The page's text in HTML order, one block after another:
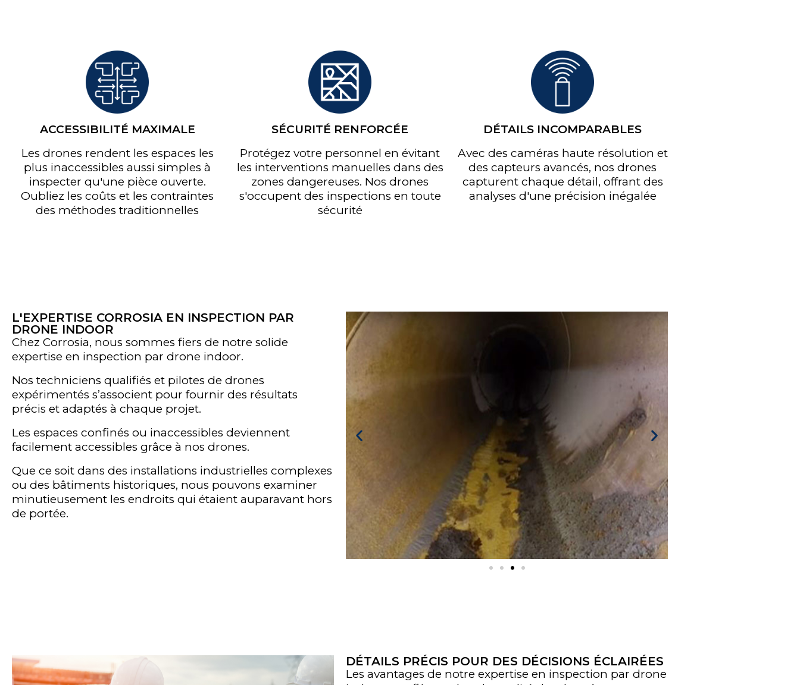
ACCESSIBILITÉ MAXIMALE
Les drones rendent les espaces les
plus inaccessibles aussi simples à
inspecter qu'une pièce ouverte.
Oubliez les coûts et les contraintes
des méthodes traditionnelles
SÉCURITÉ RENFORCÉE
Protégez votre personnel en évitant
les interventions manuelles dans des
zones dangereuses. Nos drones
s'occupent des inspections en toute
sécurité
DÉTAILS INCOMPARABLES
Avec des caméras haute résolution et
des capteurs avancés, nos drones
capturent chaque détail, offrant des
analyses d'une précision inégalée
L'EXPERTISE CORROSIA EN INSPECTION PAR
DRONE INDOOR
Chez Corrosia, nous sommes fiers de notre solide
expertise en inspection par drone indoor.
Nos techniciens qualifiés et pilotes de drones
expérimentés s’associent pour fournir des résultats
précis et adaptés à chaque projet.
Les espaces confinés ou inaccessibles deviennent
facilement accessibles grâce à nos drones.
Que ce soit dans des installations industrielles complexes
ou des bâtiments historiques, nous pouvons examiner
minutieusement les endroits qui étaient auparavant hors
de portée.
DÉTAILS PRÉCIS POUR DES DÉCISIONS ÉCLAIRÉES
Les avantages de notre expertise en inspection par drone